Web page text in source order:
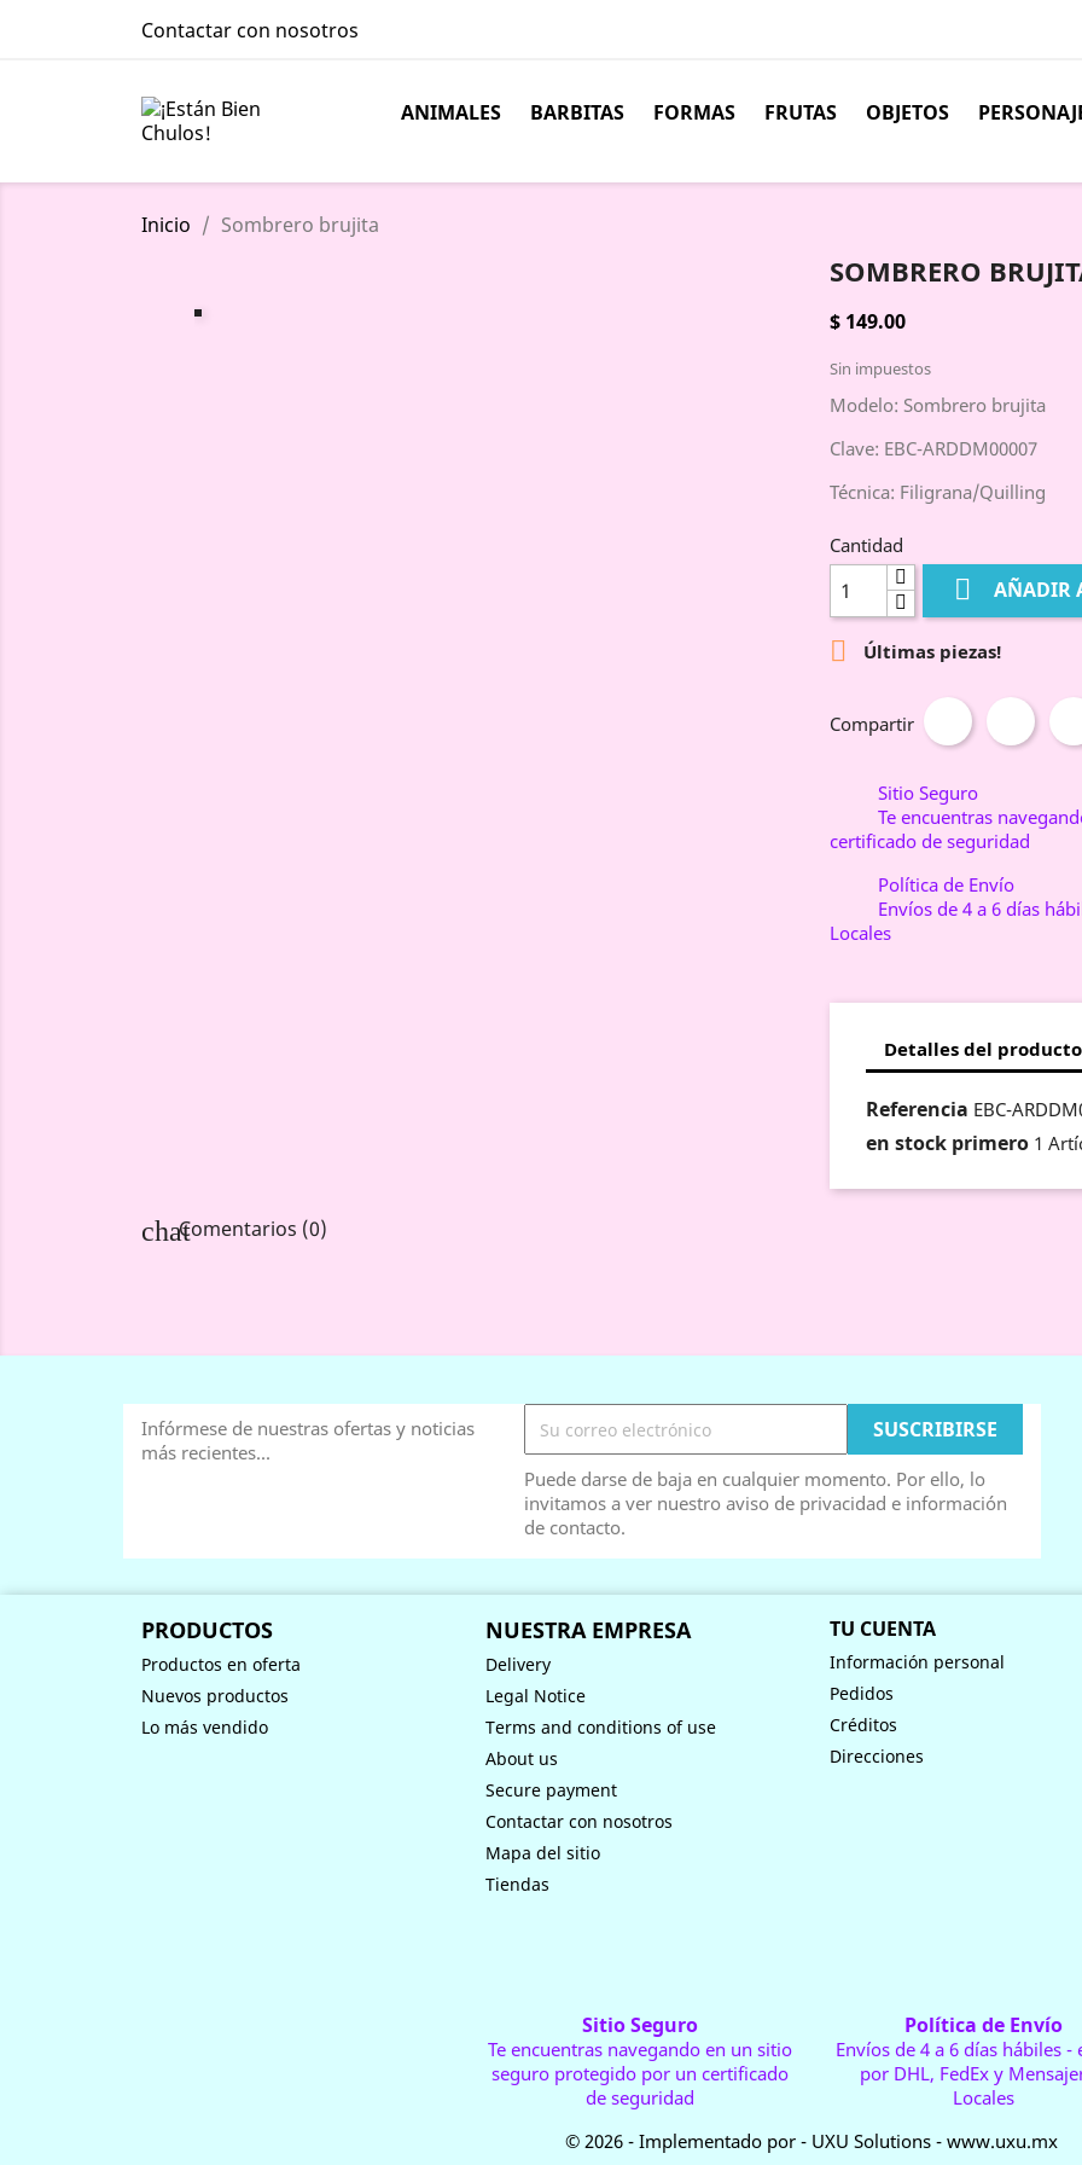
Contactar con nosotros
ANIMALES BARBITAS FORMAS FRUTAS OBJETOS
Inicio Sombrero brujita
SOMBRERO
$ 149.00
Sin impuestos
Modelo: Sombrero brujita
Clave: EBC-ARDDM00007
Técnica: Filigrana/Quilling
Cantidad
 AÑADIR
 Últimas piezas!
Compartir
Sitio Seguro
Te encuentras
certificado de seguridad
Política de Envío
Envíos de 4 a 6 días
Locales
Detalles del producto
Referencia EBC-
en stock primero 1
chatComentarios (0)
Infórmese de nuestras ofertas y noticias
más recientes...
Puede darse de baja en cualquier momento. Por ello, lo
invitamos a ver nuestro aviso de privacidad e información
de contacto.
PRODUCTOS
Productos en oferta
Nuevos productos
Lo más vendido
NUESTRA EMPRESA
Delivery
Legal Notice
Terms and conditions of use
About us
Secure payment
Contactar con nosotros
Mapa del sitio
Tiendas
TU CUENTA
Información personal
Pedidos
Créditos
Direcciones
Sitio Seguro
Te encuentras navegando en un sitio
seguro protegido por un certificado
de seguridad
Política de Envío
Envíos de 4 a 6 días hábiles -
por DHL, FedEx y
Locales
© 2026 - Implementado por - UXU Solutions - www.uxu.mx